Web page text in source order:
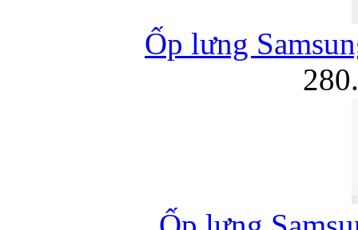
Ốp lưng